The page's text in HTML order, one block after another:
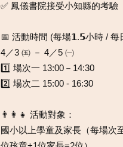
✅ 鳳儀書院接受小知縣的考驗
📅 活動時間 (每場𝟭.𝟱小時 / 每
4／3 ㈤ － 4／5 ㈠
1️⃣ 場次一 13:00－14:30
2️⃣ 場次二 15:00 - 16:30
👨‍👩‍👧 活動對象：
國小以上學童及家長（每場次